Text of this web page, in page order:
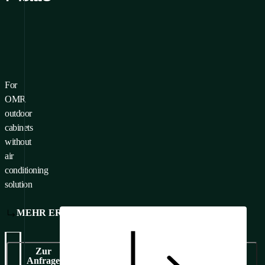
For
OMR
outdoor
cabinets
without
air
conditioning
solution
MEHR ERFAHREN
Zur
Anfrage
ein Produkt zu Ihren
hinzuzufügen,
Sie
Registrieren